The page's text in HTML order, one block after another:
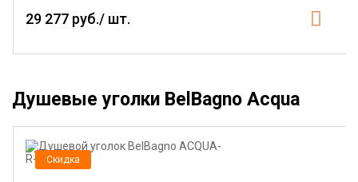
29 277 руб./ шт.
Душевые уголки BelBagno Acqua
Скидка